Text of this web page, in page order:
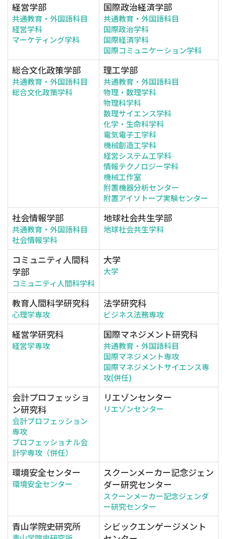
経営学部
共通教育・外国語科目
経営学科
マーケティング学科
国際政治経済学部
共通教育・外国語科目
国際政治学科
国際経済学科
国際コミュニケーション学科
総合文化政策学部
共通教育・外国語科目
総合文化政策学科
理工学部
共通教育・外国語科目
物理・数理学科
物理科学科
数理サイエンス学科
化学・生命科学科
電気電子工学科
機械創造工学科
経営システム工学科
情報テクノロジー学科
機械工作室
附置機器分析センター
附置アイソトープ実験センター
社会情報学部
共通教育・外国語科目
社会情報学科
地球社会共生学部
地球社会共生学科
コミュニティ人間科
学部
コミュニティ人間科学科
大学
大学
教育人間科学研究科
心理学専攻
法学研究科
ビジネス法務専攻
経営学研究科
経営学専攻
国際マネジメント研究科
共通教育・外国語科目
国際マネジメント専攻
国際マネジメントサイエンス専
攻(併任)
会計プロフェッショ
ン研究科
会計プロフェッション
専攻
プロフェッショナル会
計学専攻（併任）
リエゾンセンター
リエゾンセンター
環境安全センター
環境安全センター
スクーンメーカー記念ジェン
ダー研究センター
スクーンメーカー記念ジェンダ
ー研究センター
青山学院史研究所
シビックエンゲージメント